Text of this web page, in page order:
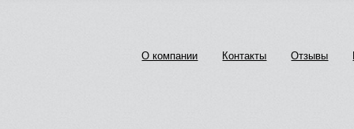
О компании Контакты Отзывы